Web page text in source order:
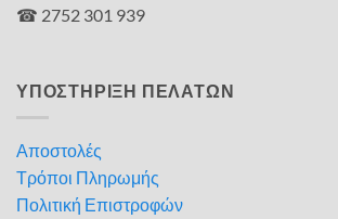
☎ 2752 301 939
ΥΠΟΣΤΗΡΙΞΗ ΠΕΛΑΤΩΝ
Αποστολές
Τρόποι Πληρωμής
Πολιτική Επιστροφών